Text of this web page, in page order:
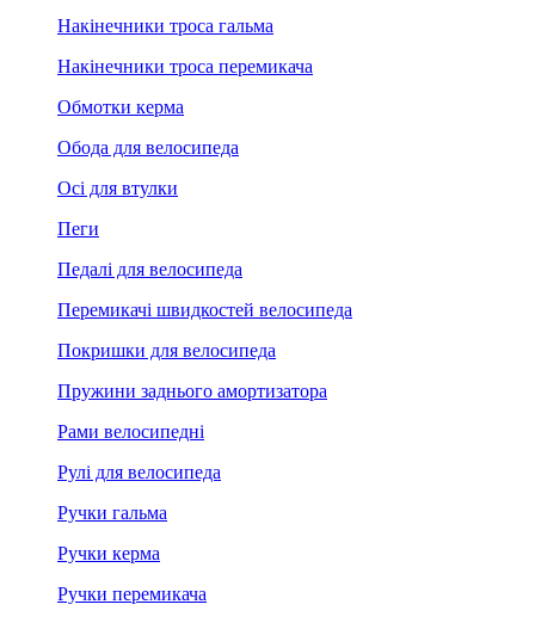
Накінечники троса гальма
Накінечники троса перемикача
Обмотки керма
Обода для велосипеда
Осі для втулки
Пеги
Педалі для велосипеда
Перемикачі швидкостей велосипеда
Покришки для велосипеда
Пружини заднього амортизатора
Рами велосипедні
Рулі для велосипеда
Ручки гальма
Ручки керма
Ручки перемикача